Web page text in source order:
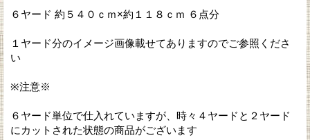
６ヤード 約５４０ｃｍ×約１１８ｃｍ ６点分
１ヤード分のイメージ画像載せてありますのでご参照くださ
い
※注意※
６ヤード単位で仕入れていますが、時々４ヤードと２ヤード
にカットされた状態の商品がございます